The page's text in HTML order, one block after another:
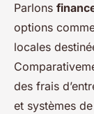
Parlons
options
locales
des frais
et systèmes